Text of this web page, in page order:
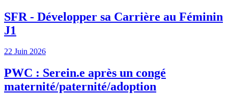
SFR - Développer sa Carrière au Féminin
J1
22 Juin 2026
PWC : Serein.e après un congé
maternité/paternité/adoption